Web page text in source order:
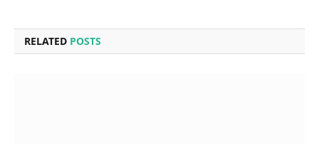
RELATED POSTS